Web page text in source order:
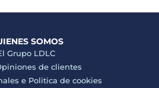
SOMOS
Grupo LDLC
de clientes
e Politica de cookies